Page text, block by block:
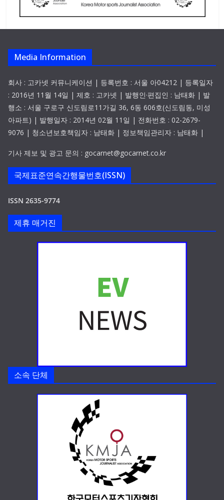
Media Information
회사 : 고카넷 커뮤니케이션 | 등록번호 : 서울 아04212 | 등록일자
: 2016년 11월 14일 | 제호 : 고카넷 | 발행인·편집인 : 남태화 | 발
행소 : 서울 구로구 신도림로11가길 36, 6동 606호(신도림동, 미성
아파트) | 발행일자 : 2014년 02월 11일 | 전화번호 : 02-2679-
9076 | 청소년보호책임자 : 남태화 | 정보책임관리자 : 남태화 |
기사 제보 및 광고 문의 : gocarnet@gocarnet.co.kr
국제표준연속간행물번호(ISSN)
ISSN 2635-9774
제휴 매거진
소속 단체